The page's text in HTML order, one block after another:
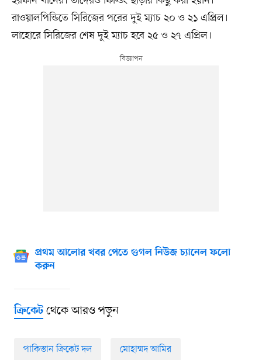
রাওয়ালপিন্ডিতে সিরিজের পরের দুই ম্যাচ ২০ ও ২১ এপ্রিল।
লাহোরে সিরিজের শেষ দুই ম্যাচ হবে ২৫ ও ২৭ এপ্রিল।
প্রথম আলোর খবর পেতে গুগল নিউজ চ্যানেল ফলো
করুন
ক্রিকেটথেকে আরও পড়ুন
পাকিস্তান ক্রিকেট দল মোহাম্মদ আমির